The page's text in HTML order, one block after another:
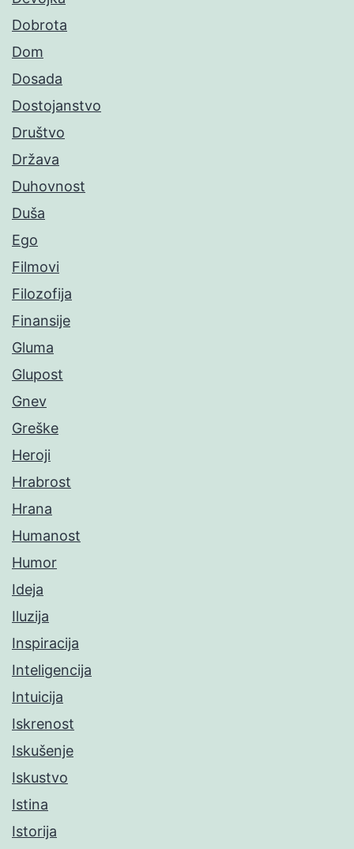
Dobrota
Dom
Dosada
Dostojanstvo
Društvo
Država
Duhovnost
Duša
Ego
Filmovi
Filozofija
Finansije
Gluma
Glupost
Gnev
Greške
Heroji
Hrabrost
Hrana
Humanost
Humor
Ideja
Iluzija
Inspiracija
Inteligencija
Intuicija
Iskrenost
Iskušenje
Iskustvo
Istina
Istorija